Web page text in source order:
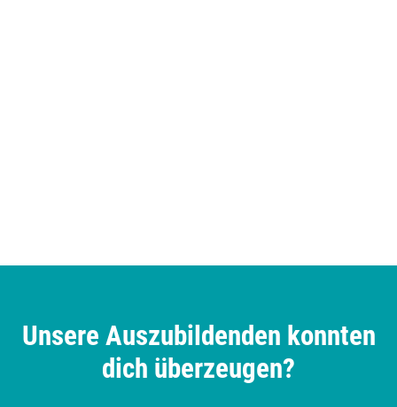
Unsere Auszubildenden konnten
dich überzeugen?